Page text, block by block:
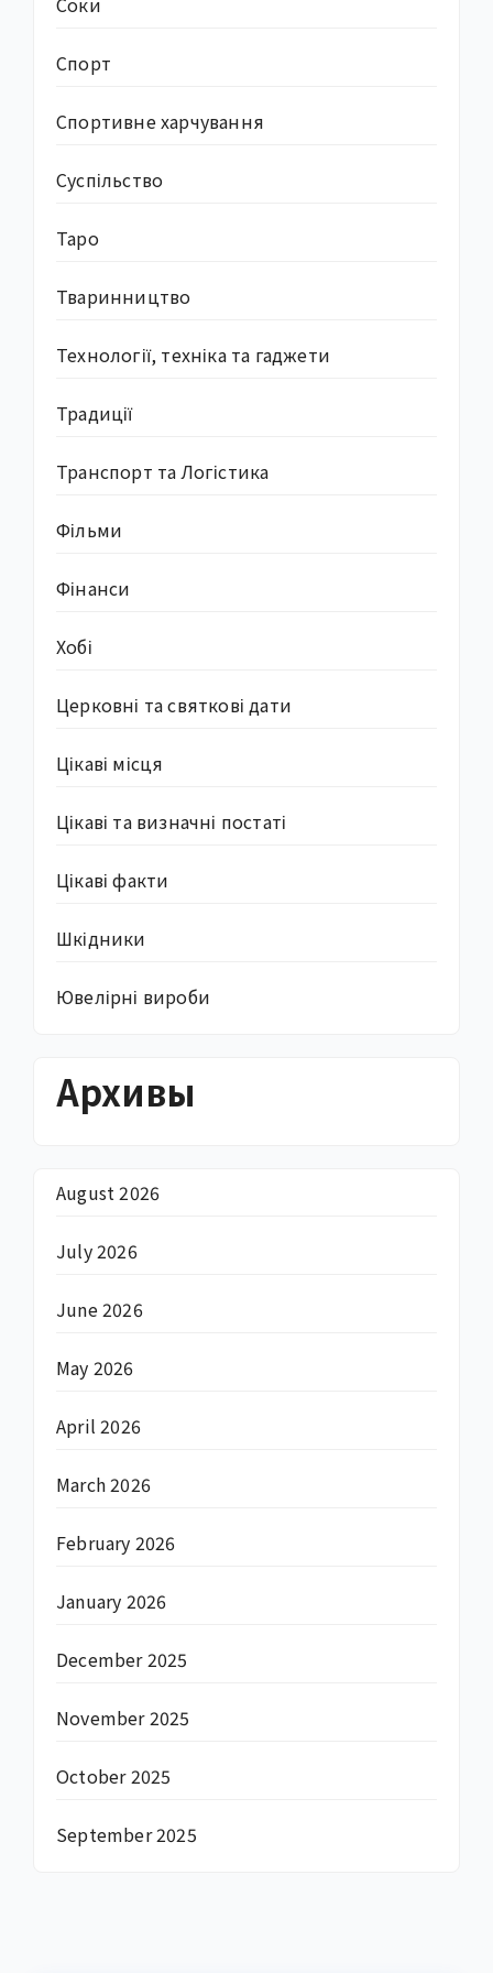
Спорт
Спортивне харчування
Суcпільство
Таро
Тваринництво
Технології, техніка та гаджети
Традиції
Транспорт та Логістика
Фільми
Фінанси
Хобі
Церковні та святкові дати
Цікаві місця
Цікаві та визначні постаті
Цікаві факти
Шкідники
Ювелірні вироби
Архивы
August 2026
July 2026
June 2026
May 2026
April 2026
March 2026
February 2026
January 2026
December 2025
November 2025
October 2025
September 2025